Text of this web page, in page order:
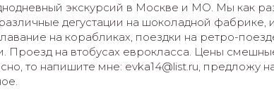
экскурсий в Москве и МО. Мы как
дегустации на шоколадной фабрике,
на корабликах, поездки на ретро-
Проезд на втобусах еврокласса. Цены
то напишите мне: evka14@list.ru, предложу